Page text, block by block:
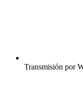
Transmisión por